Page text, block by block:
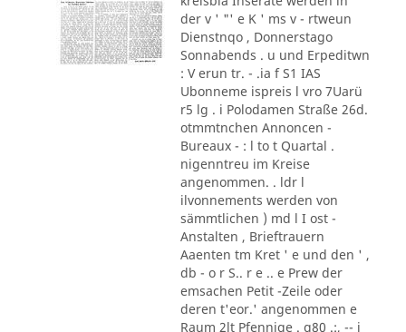
der v ' "' e K ' ms v - rtweun
Dienstnqo , Donnerstago
Sonnabends . u und Erpeditwn
: V erun tr. - .ia f S1 IAS
Ubonneme ispreis l vro 7Uarü
r5 lg . i Polodamen Straße 26d.
otmmtnchen Annoncen -
Bureaux - : l to t Quartal .
nigenntreu im Kreise
angenommen. . ldr l
ilvonnements werden von
sämmtlichen ) md l I ost -
Anstalten , Brieftrauern
Aaenten tm Kret ' e und den ' ,
db - o r S.. r e .. e Prew der
emsachen Petit -Zeile oder
deren t'eor.' angenommen e
Raum 2lt Pfennige . g80 .:, -- i